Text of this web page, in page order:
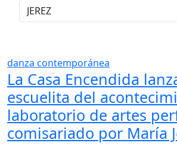
danza contemporánea
La Casa Encendida
escuelita del
laboratorio de artes
comisariado por María